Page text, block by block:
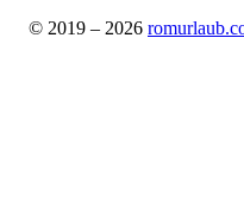
© 2019 – 2026